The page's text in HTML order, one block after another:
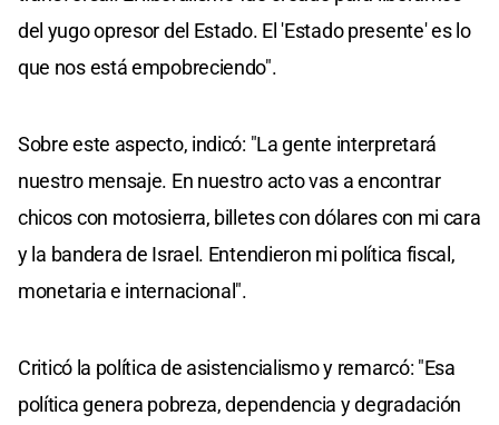
del yugo opresor del Estado. El 'Estado presente' es lo
que nos está empobreciendo".
Sobre este aspecto, indicó: "La gente interpretará
nuestro mensaje. En nuestro acto vas a encontrar
chicos con motosierra, billetes con dólares con mi cara
y la bandera de Israel. Entendieron mi política fiscal,
monetaria e internacional".
Criticó la política de asistencialismo y remarcó: "Esa
política genera pobreza, dependencia y degradación